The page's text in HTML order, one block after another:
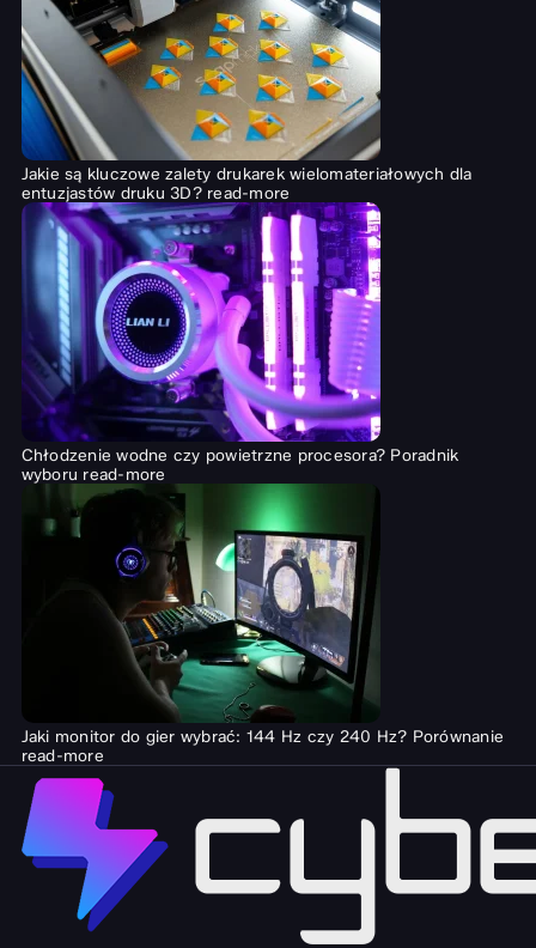
Jakie są kluczowe zalety drukarek wielomateriałowych dla
entuzjastów druku 3D? read-more
Chłodzenie wodne czy powietrzne procesora? Poradnik
wyboru read-more
Jaki monitor do gier wybrać: 144 Hz czy 240 Hz? Porównanie
read-more